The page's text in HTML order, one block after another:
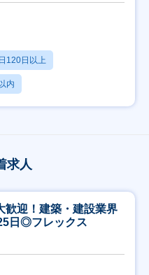
120日以上
内
求人
歓迎！建築・建設業界
日◎フレックス